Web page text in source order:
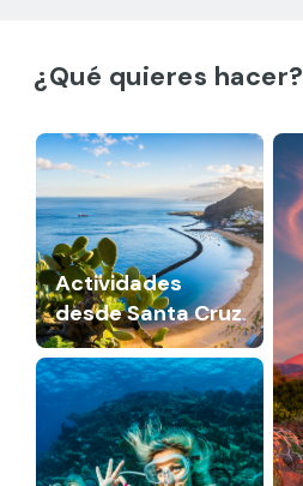
¿Qué quieres hacer?
Actividades
desde Santa Cruz